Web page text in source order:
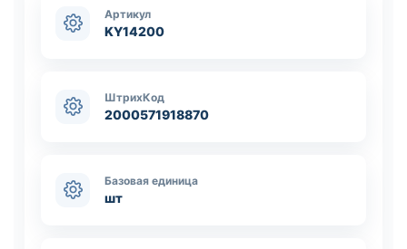
Артикул
KY14200
ШтрихКод
2000571918870
Базовая единица
шт